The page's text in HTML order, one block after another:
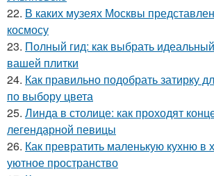
22. В каких музеях Москвы
космосу
23. Полный гид: как выбрать
вашей плитки
24. Как правильно подобрать затирку
по выбору цвета
25. Линда в столице: как проходят
легендарной певицы
26. Как превратить маленькую кухню в
уютное пространство